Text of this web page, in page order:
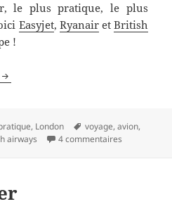
le plus pratique, le plus
Easyjet, Ryanairet British
!
British Airways, Ryanair,
, London
Mots-
clés
voyage,avion,
airways 4 commentaires